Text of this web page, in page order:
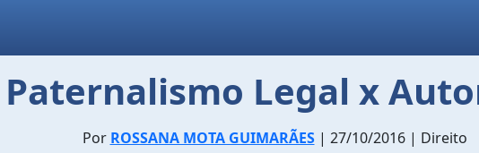
Legal x
Por ROSSANA MOTA GUIMARÃES| 27/10/2016 | Direito